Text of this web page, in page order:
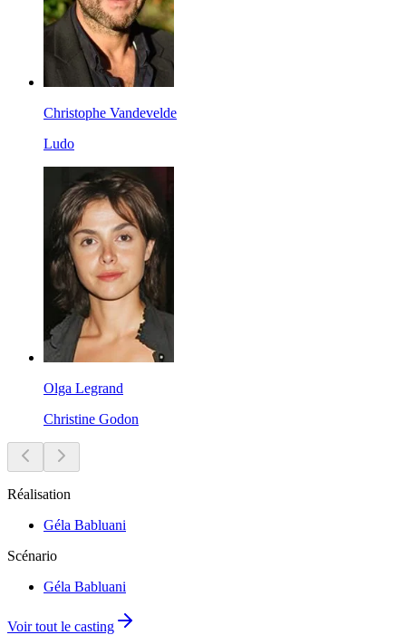
Christophe Vandevelde
Ludo
Olga Legrand
Christine Godon
Réalisation
Géla Babluani
Scénario
Géla Babluani
Voir tout le casting